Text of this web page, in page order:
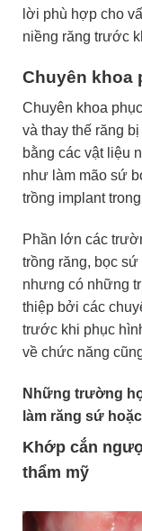
lời phù hợp cho
niềng răng trước
Chuyên khoa
Chuyên khoa
và thay thế răng
bằng các vật liệu
như làm mão sứ
trồng implant
Phần lớn các
trồng răng, bọc
nhưng có những
thiệp bởi các
trước khi phục
về chức năng
Những trường
làm răng sứ
Khớp cắn
thẩm mỹ